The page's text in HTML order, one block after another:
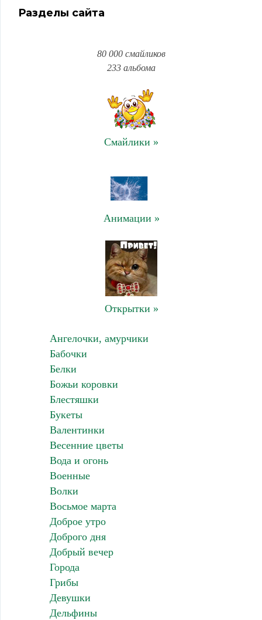
Разделы сайта
80 000 смайликов
233 альбома
Смайлики »
Анимации »
Открытки »
Ангелочки, амурчики
Бабочки
Белки
Божьи коровки
Блестяшки
Букеты
Валентинки
Весенние цветы
Вода и огонь
Военные
Волки
Восьмое марта
Доброе утро
Доброго дня
Добрый вечер
Города
Грибы
Девушки
Дельфины